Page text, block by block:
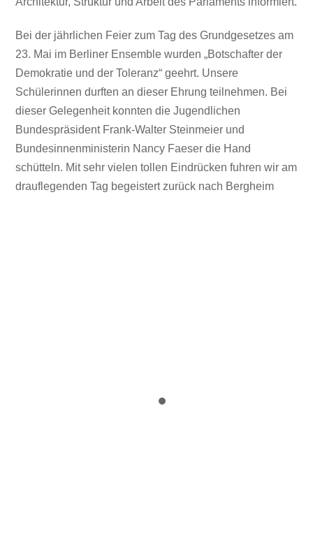
Bei der jährlichen Feier zum Tag des Grundgesetzes am
23. Mai im Berliner Ensemble wurden „Botschafter der
Demokratie und der Toleranz“ geehrt. Unsere
Schülerinnen durften an dieser Ehrung teilnehmen. Bei
dieser Gelegenheit konnten die Jugendlichen
Bundespräsident Frank-Walter Steinmeier und
Bundesinnenministerin Nancy Faeser die Hand
schütteln. Mit sehr vielen tollen Eindrücken fuhren wir am
drauflegenden Tag begeistert zurück nach Bergheim